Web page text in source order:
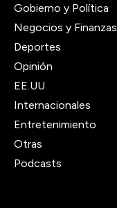
Gobierno y Política
Negocios y Finanzas
Deportes
Opinión
EE.UU
Internacionales
Entretenimiento
Otras
Podcasts